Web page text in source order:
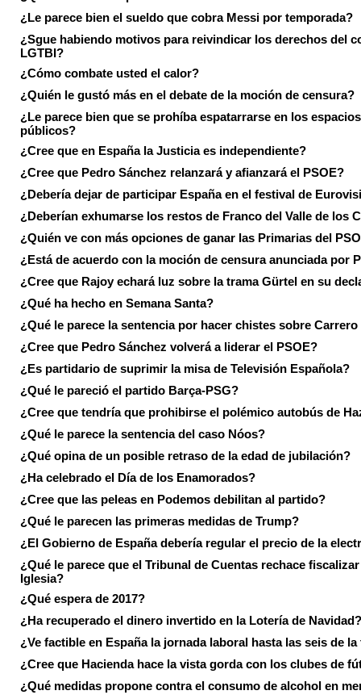
¿Le parece bien el sueldo que cobra Messi por temporada?
¿Sgue habiendo motivos para reivindicar los derechos del
LGTBI?
¿Cómo combate usted el calor?
¿Quién le gustó más en el debate de la moción de censura?
¿Le parece bien que se prohíba espatarrarse en los espacios
públicos?
¿Cree que en España la Justicia es independiente?
¿Cree que Pedro Sánchez relanzará y afianzará el PSOE?
¿Debería dejar de participar España en el festival de
¿Deberían exhumarse los restos de Franco del Valle de los
¿Quién ve con más opciones de ganar las Primarias del
¿Está de acuerdo con la moción de censura anunciada por
¿Cree que Rajoy echará luz sobre la trama Gürtel en su
¿Qué ha hecho en Semana Santa?
¿Qué le parece la sentencia por hacer chistes sobre
¿Cree que Pedro Sánchez volverá a liderar el PSOE?
¿Es partidario de suprimir la misa de Televisión Española?
¿Qué le pareció el partido Barça-PSG?
¿Cree que tendría que prohibirse el polémico autobús de
¿Qué le parece la sentencia del caso Nóos?
¿Qué opina de un posible retraso de la edad de jubilación?
¿Ha celebrado el Día de los Enamorados?
¿Cree que las peleas en Podemos debilitan al partido?
¿Qué le parecen las primeras medidas de Trump?
¿El Gobierno de España debería regular el precio de la
¿Qué le parece que el Tribunal de Cuentas rechace fiscalizar
Iglesia?
¿Qué espera de 2017?
¿Ha recuperado el dinero invertido en la Lotería de Navidad?
¿Ve factible en España la jornada laboral hasta las seis de la
¿Cree que Hacienda hace la vista gorda con los clubes de
¿Qué medidas propone contra el consumo de alcohol en